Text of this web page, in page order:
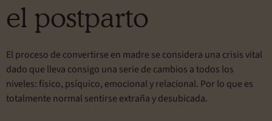
el postparto
El proceso de convertirse en madre se considera una crisis vital
dado que lleva consigo una serie de cambios a todos los
niveles: físico, psíquico, emocional y relacional. Por lo que es
totalmente normal sentirse extraña y desubicada.